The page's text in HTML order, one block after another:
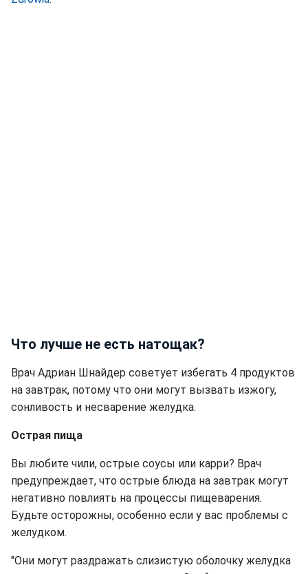
Что лучше не есть натощак?
Врач Адриан Шнайдер советует избегать 4 продуктов
на завтрак, потому что они могут вызвать изжогу,
сонливость и несварение желудка.
Острая пища
Вы любите чили, острые соусы или карри? Врач
предупреждает, что острые блюда на завтрак могут
негативно повлиять на процессы пищеварения.
Будьте осторожны, особенно если у вас проблемы с
желудком.
"Они могут раздражать слизистую оболочку желудка